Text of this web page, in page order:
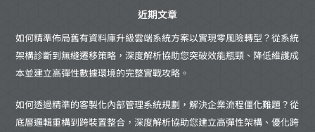
近期文章
如何精準佈局舊有資料庫升級雲端系統方案以實現零風險轉型？從系統
架構診斷到無縫遷移策略，深度解析協助您突破效能瓶頸、降低維護成
本並建立高彈性數據環境的完整實戰攻略。
如何透過精準的客製化內部管理系統規劃，解決企業流程僵化難題？從
底層邏輯重構到跨裝置整合，深度解析協助您建立高彈性架構、優化跨